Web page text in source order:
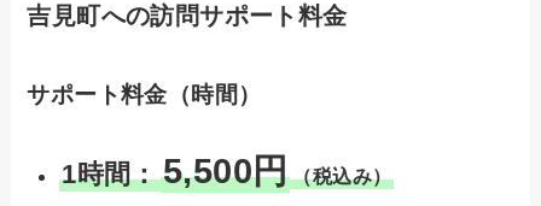
吉見町への訪問サポート料金
サポート料金（時間）
1時間：5,500円 （税込み）